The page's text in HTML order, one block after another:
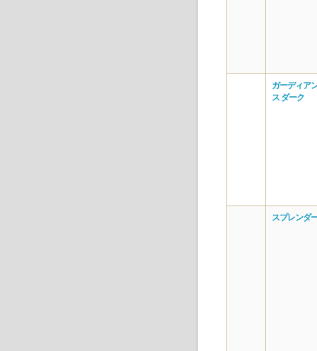
ガーディア
ス ダーク
スプレンダ